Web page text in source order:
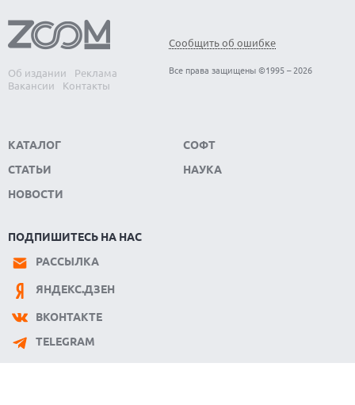
ДАННЫХ МИЛЛИОНОВ ПОЛЬЗОВАТЕЛЕЙ
07.08.2026
ЭЛЕКТРИЧЕСКИЙ ПИКАП FORD FATHOM ВРЯД ЛИ
ПОВТОРИТ УСПЕХ ЛЕГЕНДАРНЫХ МОДЕЛЕЙ КОМПАНИИ
Об издании
Реклама
Вакансии
Контакты
Сообщить об ошибке
Все права защищены ©1995 – 2026
КАТАЛОГ
СТАТЬИ
НОВОСТИ
СОФТ
НАУКА
ПОДПИШИТЕСЬ НА НАС
РАССЫЛКА
ЯНДЕКС.ДЗЕН
ВКОНТАКТЕ
TELEGRAM